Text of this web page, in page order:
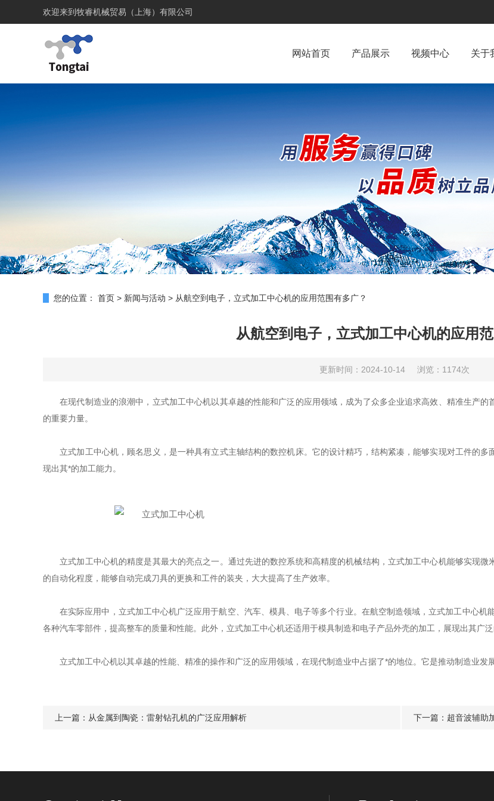
欢迎来到 牧睿机械贸易（上海）有限公司
网站首页 产品展示 视频中心 关于
您的位置： 首页 > 新闻与活动 > 从航空到电子，立式加工中心机的应用范围有多广？
从航空到电子，立式加工中心机的应用
更新时间：2024-10-14 浏览：1174次
在现代制造业的浪潮中，立式加工中心机以其卓越的性能和广泛的应用领域，成为了众多企业追求高效、精准生产的
的重要力量。
立式加工中心机，顾名思义，是一种具有立式主轴结构的数控机床。它的设计精巧，结构紧凑，能够实现对工件的多
现出其*的加工能力。
立式加工中心机的精度是其最大的亮点之一。通过先进的数控系统和高精度的机械结构，立式加工中心机能够实现微
的自动化程度，能够自动完成刀具的更换和工件的装夹，大大提高了生产效率。
在实际应用中，立式加工中心机广泛应用于航空、汽车、模具、电子等多个行业。在航空制造领域，立式加工中心机
各种汽车零部件，提高整车的质量和性能。此外，立式加工中心机还适用于模具制造和电子产品外壳的加工，展现出其广泛
立式加工中心机以其卓越的性能、精准的操作和广泛的应用领域，在现代制造业中占据了*的地位。它是推动制造业发
上一篇： 从金属到陶瓷：雷射钻孔机的广泛应用解析 下一篇： 超音波辅助